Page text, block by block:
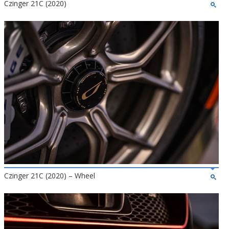
Czinger 21C (2020)
Czinger 21C (2020) – Wheel